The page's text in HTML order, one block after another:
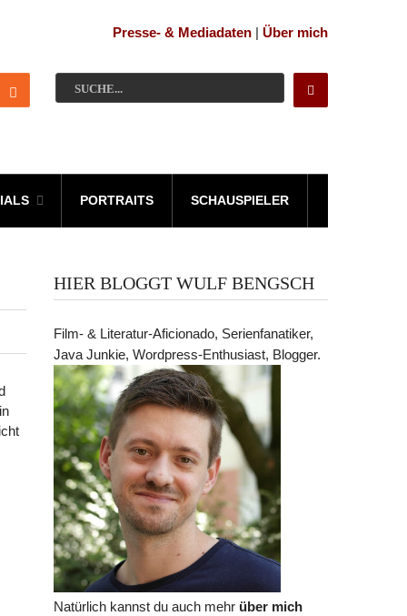
Presse- & Mediadaten | Über mich
PORTRAITS SCHAUSPIELER
HIER BLOGGT WULF BENGSCH
Film- & Literatur-Aficionado, Serienfanatiker,
Java Junkie, Wordpress-Enthusiast, Blogger.
Natürlich kannst du auch mehr über mich